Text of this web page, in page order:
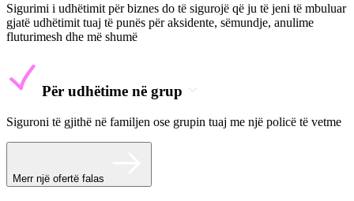
Sigurimi i udhëtimit për biznes do të sigurojë që ju të jeni të mbuluar
gjatë udhëtimit tuaj të punës për aksidente, sëmundje, anulime
fluturimesh dhe më shumë
Për udhëtime në grup
Siguroni të gjithë në familjen ose grupin tuaj me një policë të vetme
Merr një ofertë falas